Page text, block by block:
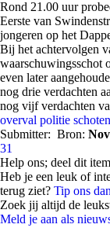
Rond 21.00 uur
Eerste van
jongeren op het
Bij het achtervolgen
waarschuwingsschot
even later
nog drie verdachten
nog vijf verdachten
overval politie schoten
Submitter: Bron:
31
Help ons; deel dit
Heb je een leuk of
terug ziet? Tip ons
Zoek jij altijd de
Meld je aan als